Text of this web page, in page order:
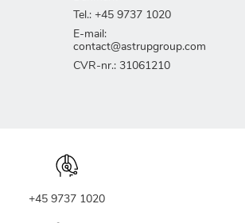
Tel.: +45 9737 1020
E-mail:
contact@astrupgroup.com
CVR-nr.: 31061210
+45 9737 1020